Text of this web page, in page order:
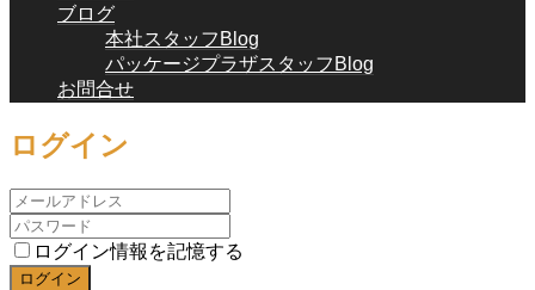
ブログ
本社スタッフBlog
パッケージプラザスタッフBlog
お問合せ
ログイン
ログイン情報を記憶する